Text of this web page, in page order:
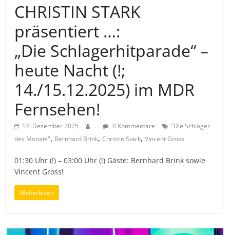
CHRISTIN STARK
präsentiert …:
„Die Schlagerhitparade“ –
heute Nacht (!;
14./15.12.2025) im MDR
Fernsehen!
14. Dezember 2025 . 0 Kommentare
"Die Schlager
des Monats", Bernhard Brink,Christin Stark,Vincent Gross
01:30 Uhr (!) – 03:00 Uhr (!) Gäste: Bernhard Brink sowie
Vincent Gross!
Weiterlesen